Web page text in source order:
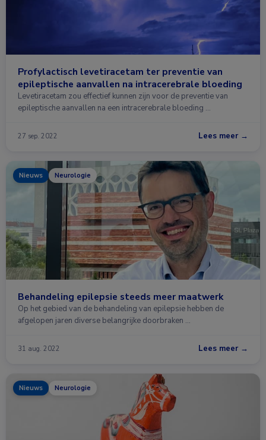
Profylactisch levetiracetam ter preventie van
epileptische aanvallen na intracerebrale bloeding
Levetiracetam zou effectief kunnen zijn voor de preventie van
epileptische aanvallen na een intracerebrale bloeding …
27 sep. 2022 Lees meer →
Nieuws Neurologie
Behandeling epilepsie steeds meer maatwerk
Op het gebied van de behandeling van epilepsie hebben de
afgelopen jaren diverse belangrijke doorbraken …
31 aug. 2022 Lees meer →
Nieuws Neurologie